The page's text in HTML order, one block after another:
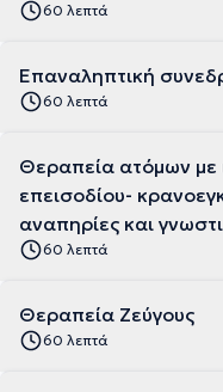
60 λεπτά
Επαναληπτική
60 λεπτά
Θεραπεία ατόμων με
επεισοδίου-
αναπηρίες και
60 λεπτά
Θεραπεία Ζεύγους
60 λεπτά